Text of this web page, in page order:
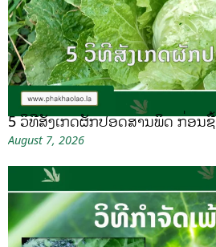
5 ວິທີສັງເກດຜັກປອດສານພິດ ກ່ອນຊື້
August 7, 2026